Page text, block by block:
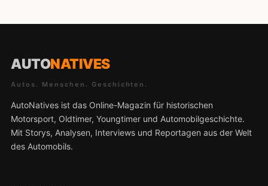
AUTONATIVES
Autos. Menschen. Geschichten.
AutoNatives ist das Online-Magazin für historischen
Motorsport, Oldtimer, Youngtimer und Automobilgeschichte.
Mit Storys, Analysen, Interviews und Reportagen aus der Welt
des Automobils.